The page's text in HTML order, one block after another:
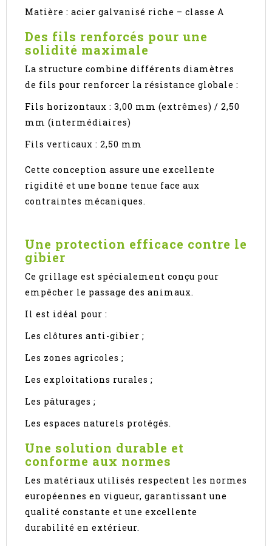
Matière : acier galvanisé riche – classe A
Des fils renforcés pour une
solidité maximale
La structure combine différents diamètres
de fils pour renforcer la résistance globale :
Fils horizontaux : 3,00 mm (extrêmes) / 2,50
mm (intermédiaires)
Fils verticaux : 2,50 mm
Cette conception assure une excellente
rigidité et une bonne tenue face aux
contraintes mécaniques.
Une protection efficace contre le
gibier
Ce grillage est spécialement conçu pour
empêcher le passage des animaux.
Il est idéal pour :
Les clôtures anti-gibier ;
Les zones agricoles ;
Les exploitations rurales ;
Les pâturages ;
Les espaces naturels protégés.
Une solution durable et
conforme aux normes
Les matériaux utilisés respectent les normes
européennes en vigueur, garantissant une
qualité constante et une excellente
durabilité en extérieur.